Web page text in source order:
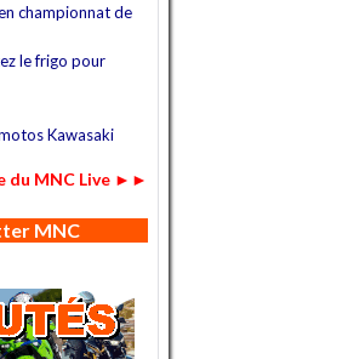
championnat de
le frigo pour
Kawasaki
du MNC Live ►►
MNC